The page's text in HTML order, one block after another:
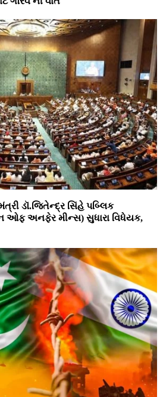
ડૉ.જિતેન્‍દ્ર સિંહે પબ્‍લિક
ઓફ અનફેર મીન્‍સ) સુધારા વિધેયક,